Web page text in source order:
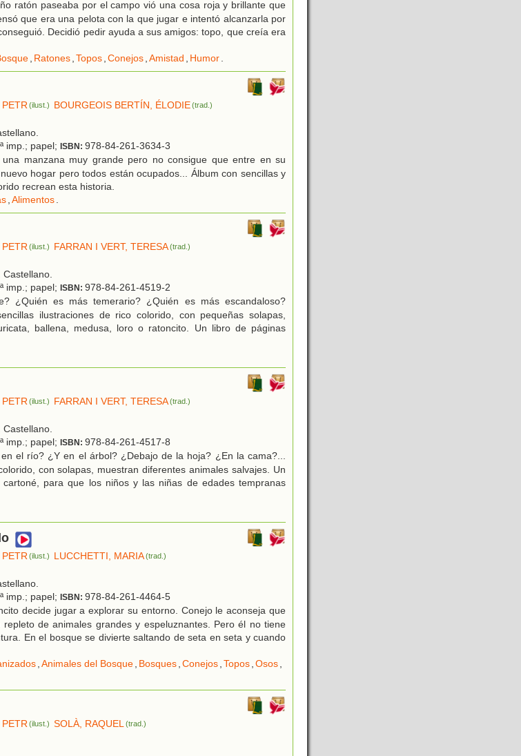
ratón paseaba por el campo vió una cosa roja y brillante que
que era una pelota con la que jugar e intentó alcanzarla por
Decidió pedir ayuda a sus amigos: topo, que creía era
, Ratones,Topos,Conejos,Amistad , Humor.
PETR(ilust.) BOURGEOIS BERTÍN, ÉLODIE (trad.)
imp.; papel; ISBN: 978-84-261-3634-3
una manzana muy grande pero no consigue que entre en su
hogar pero todos están ocupados... Álbum con sencillas y
recrean esta historia.
,Alimentos.
PETR(ilust.) FARRAN I VERT, TERESA(trad.)
Castellano.
imp.; papel; ISBN: 978-84-261-4519-2
¿Quién es más temerario? ¿Quién es más escandaloso?
ilustraciones de rico colorido, con pequeñas solapas,
ballena, medusa, loro o ratoncito. Un libro de páginas
PETR(ilust.) FARRAN I VERT, TERESA(trad.)
Castellano.
imp.; papel; ISBN: 978-84-261-4517-8
el río? ¿Y en el árbol? ¿Debajo de la hoja? ¿En la cama?...
con solapas, muestran diferentes animales salvajes. Un
para que los niños y las niñas de edades tempranas
PETR(ilust.) LUCCHETTI, MARIA(trad.)
imp.; papel; ISBN: 978-84-261-4464-5
decide jugar a explorar su entorno. Conejo le aconseja que
de animales grandes y espeluznantes. Pero él no tiene
En el bosque se divierte saltando de seta en seta y cuando
,Animales del Bosque, Bosques,Conejos,Topos,Osos,
PETR(ilust.) SOLÀ, RAQUEL (trad.)